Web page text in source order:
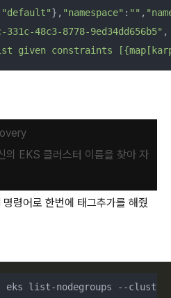
"default"}, "namespace" : "" ,
331c-48c3-8778-9ed34dd656b5"
given constraints
의 EKS 클러스터 이름을 찾아 자
령어로 한번에 태그추가를 해줬
eks list-nodegroups --